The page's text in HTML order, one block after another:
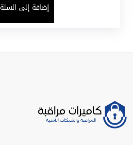
إضافة إلى السلة